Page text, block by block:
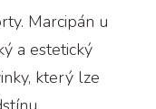
Marcipán u
a estetický
který lze